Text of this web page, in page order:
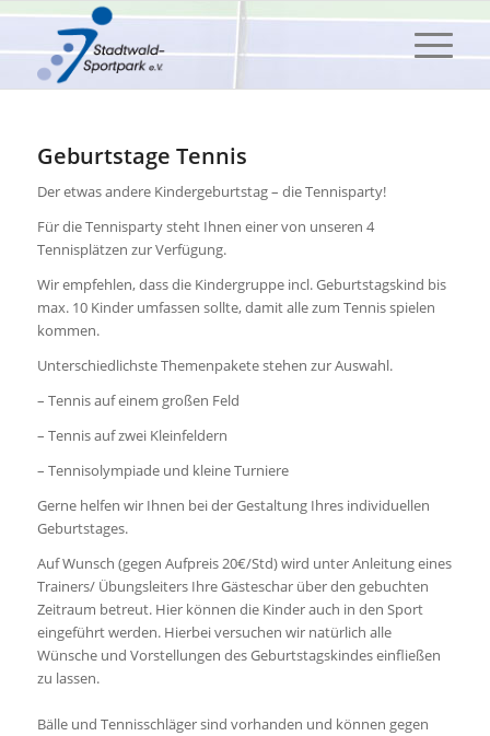
Geburtstage Tennis
Der etwas andere Kindergeburtstag – die Tennisparty!
Für die Tennisparty steht Ihnen einer von unseren 4
Tennisplätzen zur Verfügung.
Wir empfehlen, dass die Kindergruppe incl. Geburtstagskind bis
max. 10 Kinder umfassen sollte, damit alle zum Tennis spielen
kommen.
Unterschiedlichste Themenpakete stehen zur Auswahl.
– Tennis auf einem großen Feld
– Tennis auf zwei Kleinfeldern
– Tennisolympiade und kleine Turniere
Gerne helfen wir Ihnen bei der Gestaltung Ihres individuellen
Geburtstages.
Auf Wunsch (gegen Aufpreis 20€/Std) wird unter Anleitung eines
Trainers/ Übungsleiters Ihre Gästeschar über den gebuchten
Zeitraum betreut. Hier können die Kinder auch in den Sport
eingeführt werden. Hierbei versuchen wir natürlich alle
Wünsche und Vorstellungen des Geburtstagskindes einfließen
zu lassen.
Bälle und Tennisschläger sind vorhanden und können gegen